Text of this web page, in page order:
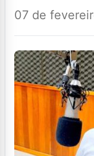
07 de